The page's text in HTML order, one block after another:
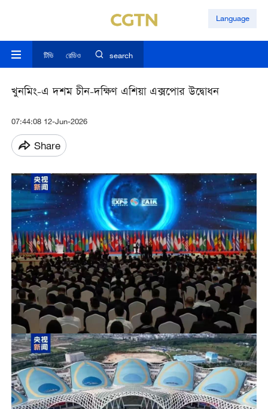
Language
টিভি রেডিও search
খুনমিং-এ দশম চীন-দক্ষিণ এশিয়া এক্সপোর উদ্বোধন
07:44:08 12-Jun-2026
Share